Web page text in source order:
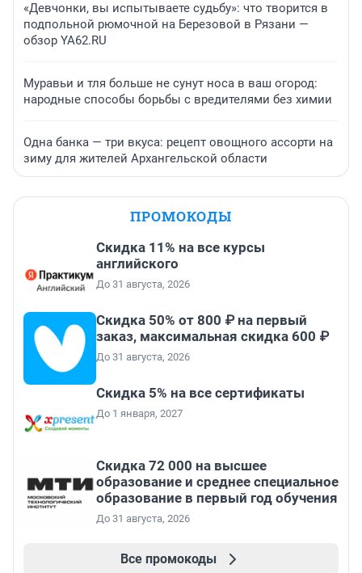
«Девчонки, вы испытываете судьбу»: что творится в
подпольной рюмочной на Березовой в Рязани —
обзор YA62.RU
Муравьи и тля больше не сунут носа в ваш огород:
народные способы борьбы с вредителями без химии
Одна банка — три вкуса: рецепт овощного ассорти на
зиму для жителей Архангельской области
ПРОМОКОДЫ
Скидка 11% на все курсы
английского
До 31 августа, 2026
Скидка 50% от 800 ₽ на первый
заказ, максимальная скидка 600 ₽
До 31 августа, 2026
Скидка 5% на все сертификаты
До 1 января, 2027
Скидка 72 000 на высшее
образование и среднее специальное
образование в первый год обучения
До 31 августа, 2026
Все промокоды